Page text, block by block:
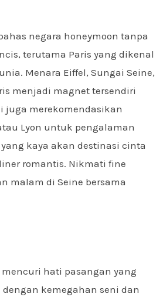
negara honeymoon tanpa
terutama Paris yang dikenal
Menara Eiffel, Sungai Seine,
menjadi magnet tersendiri
juga merekomendasikan
Lyon untuk pengalaman
kaya akan destinasi cinta
romantis. Nikmati fine
malam di Seine bersama
hati pasangan yang
kemegahan seni dan